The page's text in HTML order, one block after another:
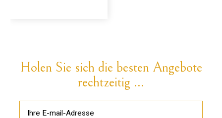
Holen Sie sich die besten Angebote
rechtzeitig ...